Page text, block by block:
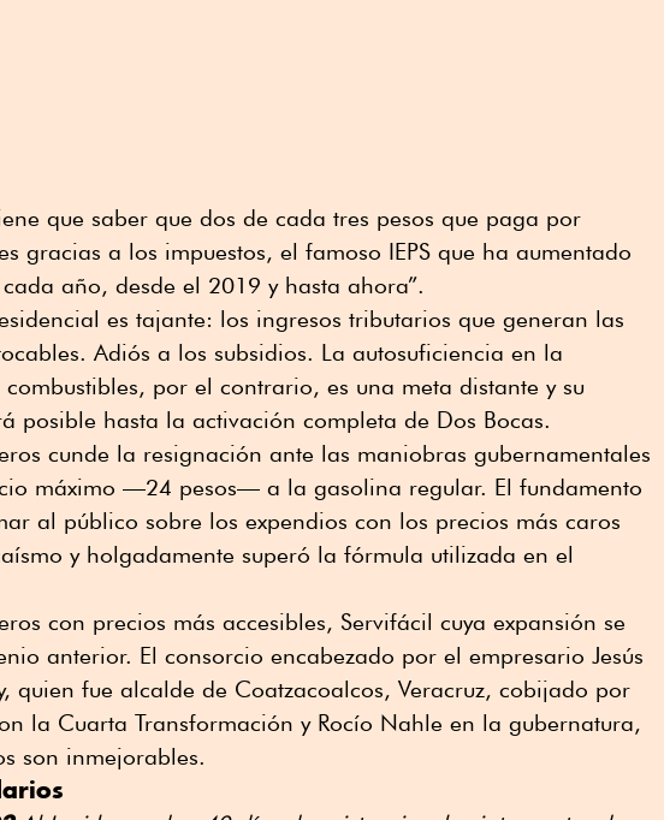
que saber que dos de cada tres pesos que paga por
gracias a los impuestos, el famoso IEPS que ha aumentado
año, desde el 2019 y hasta ahora”.
es tajante: los ingresos tributarios que generan las
Adiós a los subsidios. La autosuficiencia en la
por el contrario, es una meta distante y su
posible hasta la activación completa de Dos Bocas.
cunde la resignación ante las maniobras gubernamentales
máximo —24 pesos— a la gasolina regular. El fundamento
al público sobre los expendios con los precios más caros
y holgadamente superó la fórmula utilizada en el
con precios más accesibles, Servifácil cuya expansión se
anterior. El consorcio encabezado por el empresario Jesús
quien fue alcalde de Coatzacoalcos, Veracruz, cobijado por
la Cuarta Transformación y Rocío Nahle en la gubernatura,
son inmejorables.